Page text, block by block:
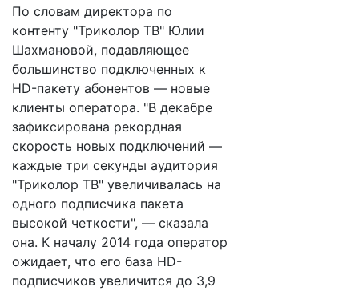
По словам директора по
контенту "Триколор ТВ" Юлии
Шахмановой, подавляющее
большинство подключенных к
HD-пакету абонентов — новые
клиенты оператора. "В декабре
зафиксирована рекордная
скорость новых подключений —
каждые три секунды аудитория
"Триколор ТВ" увеличивалась на
одного подписчика пакета
высокой четкости", — сказала
она. К началу 2014 года оператор
ожидает, что его база HD-
подписчиков увеличится до 3,9